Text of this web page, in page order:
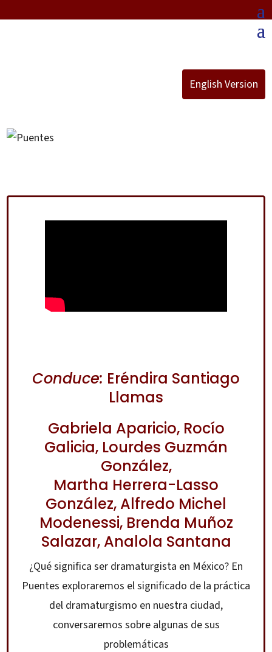
English Version
Conduce: Eréndira Santiago
Llamas
Gabriela Aparicio, Rocío
Galicia, Lourdes Guzmán
González,
Martha Herrera-Lasso
González, Alfredo Michel
Modenessi, Brenda Muñoz
Salazar, Analola Santana
¿Qué significa ser dramaturgista en México? En
Puentes exploraremos el significado de la práctica
del dramaturgismo en nuestra ciudad,
conversaremos sobre algunas de sus
problemáticas